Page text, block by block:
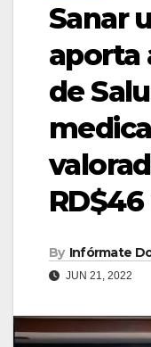
Sanar
aporta
de
By Infórmate
JUN 21, 2022